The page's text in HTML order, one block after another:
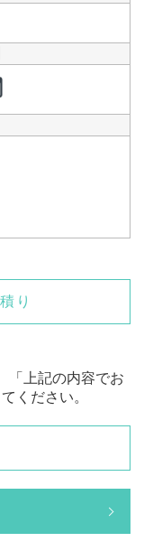
り
「上記の内容でお
ください。